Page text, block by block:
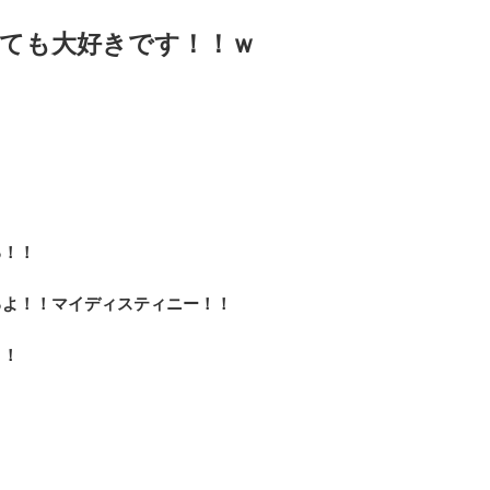
も大好きです！！ｗ
！
！！マイディスティニー！！